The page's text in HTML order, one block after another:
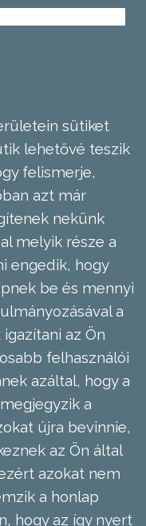
sütiket
lehetővé teszik
felismerje,
azt már
nekünk
melyik része a
engedik, hogy
be és mennyi
a
az Ön
felhasználói
azáltal, hogy a
a
újra bevinnie,
az Ön által
azokat nem
a honlap
hogy az így nyert